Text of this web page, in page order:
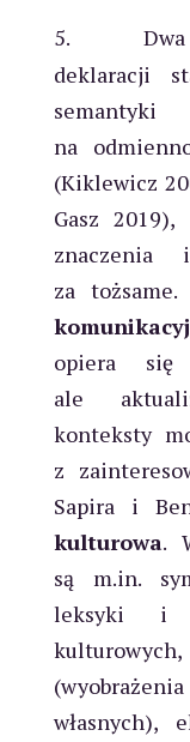
5.
deklaracji
na
(Kiklewicz
Gasz
znaczenia
za
opiera się
ale
konteksty
z
Sapira i
kulturowa.
są m.in.
leksyki i
własnych),